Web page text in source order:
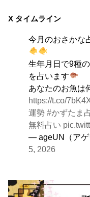
伝統や歴史的な過去
を。
X タイムライン
今月のおさかな
生年月日で9種
を占います
あなたのお魚は
https://t.co/
運勢 #かずたま
無料占い
— ageUN（アゲ
5, 2026